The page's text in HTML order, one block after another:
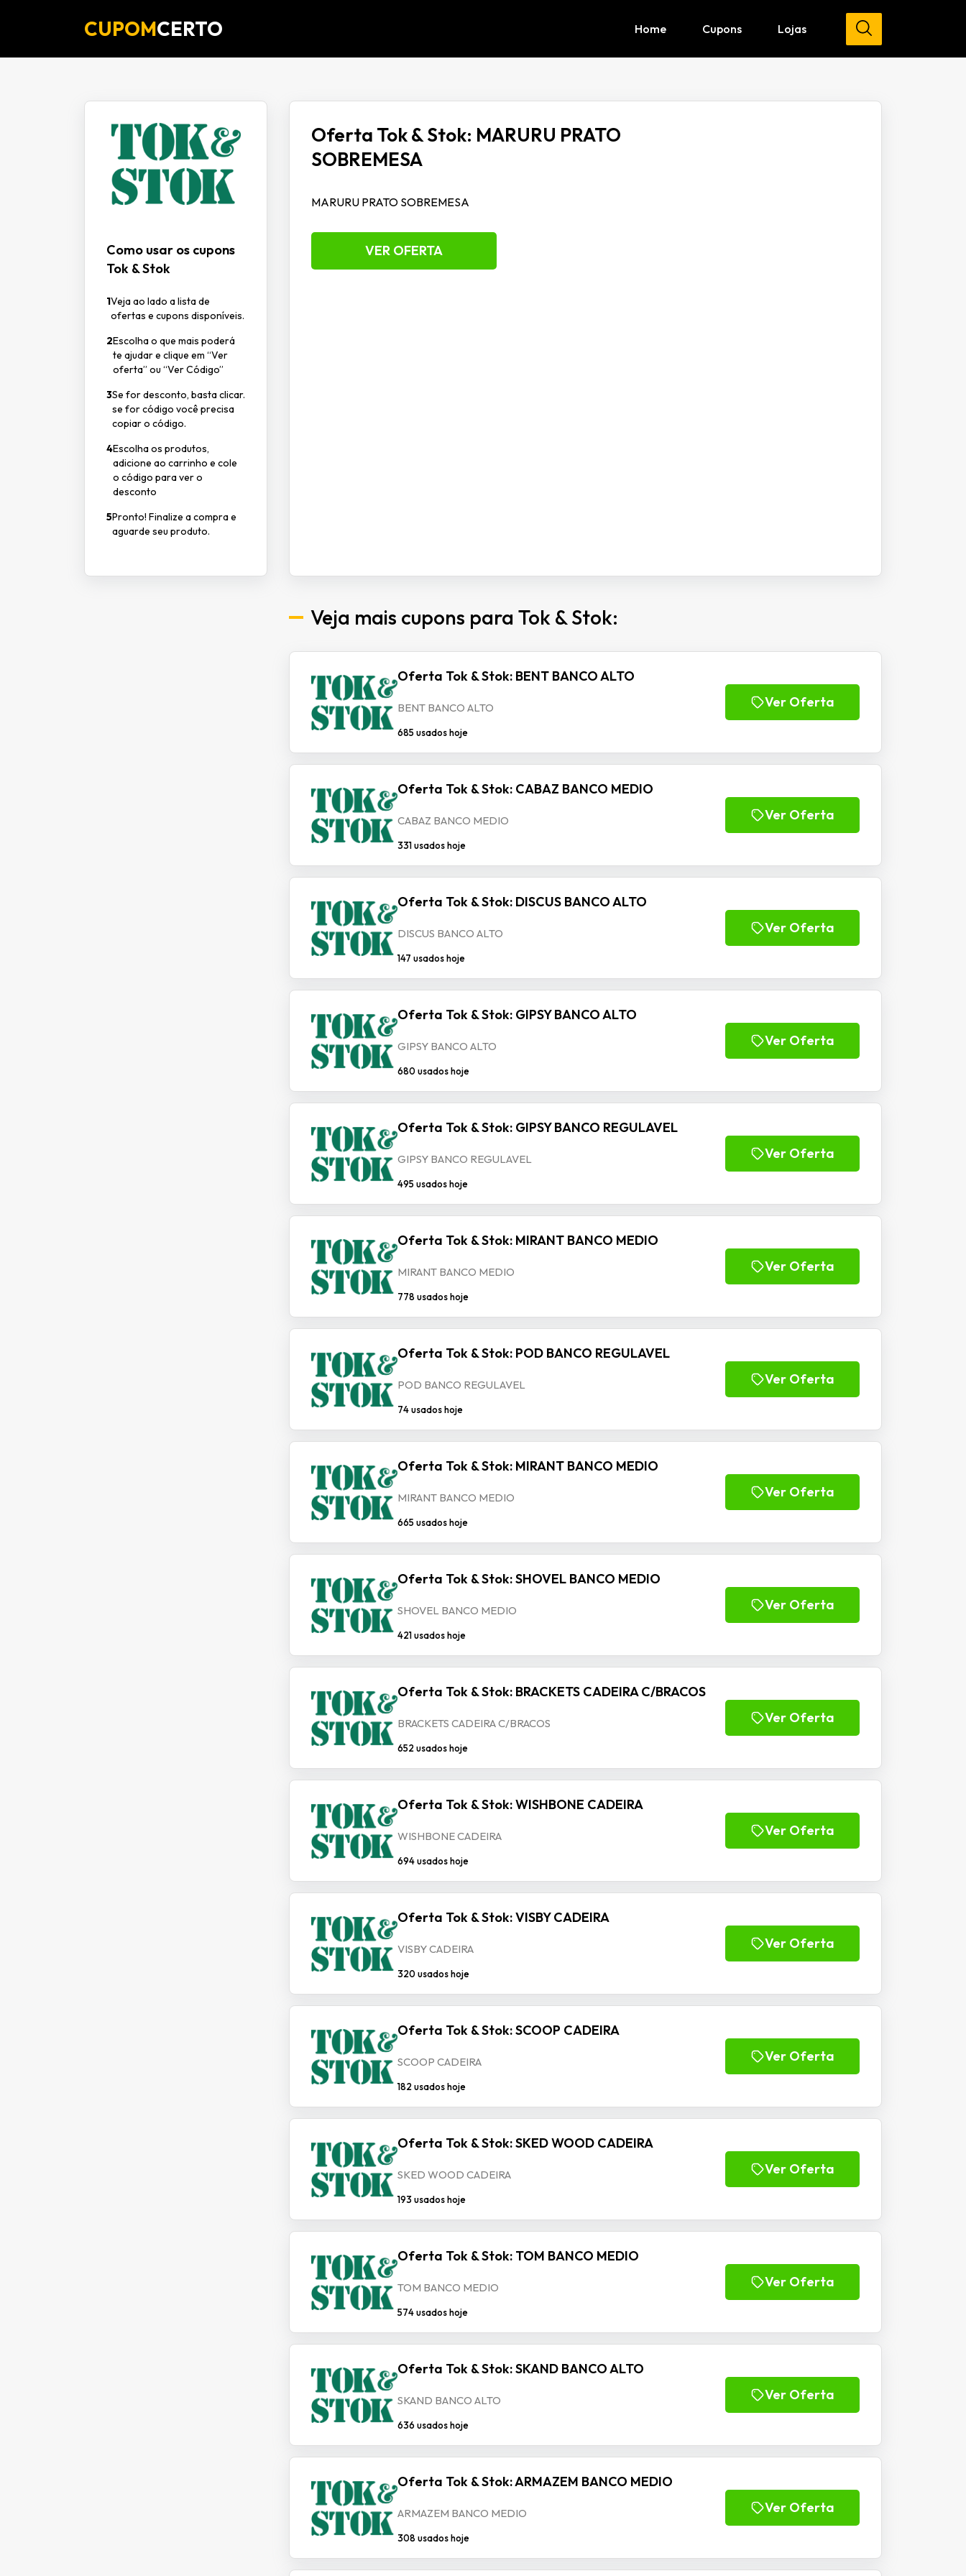
CUPOMCERTO Home Cupons Lojas
Como usar os cupons
Tok & Stok
1Veja ao lado a lista de
ofertas e cupons disponíveis.
2Escolha o que mais poderá
te ajudar e clique em “Ver
oferta” ou “Ver Código”
3Se for desconto, basta clicar.
se for código você precisa
copiar o código.
4Escolha os produtos,
adicione ao carrinho e cole
o código para ver o
desconto
5Pronto! Finalize a compra e
aguarde seu produto.
Oferta Tok & Stok: MARURU PRATO
SOBREMESA
MARURU PRATO SOBREMESA
VER OFERTA
Veja mais cupons para Tok & Stok:
Oferta Tok & Stok: BENT BANCO ALTO
BENT BANCO ALTO
685 usados hoje
Ver Oferta
Oferta Tok & Stok: CABAZ BANCO MEDIO
CABAZ BANCO MEDIO
331 usados hoje
Ver Oferta
Oferta Tok & Stok: DISCUS BANCO ALTO
DISCUS BANCO ALTO
147 usados hoje
Ver Oferta
Oferta Tok & Stok: GIPSY BANCO ALTO
GIPSY BANCO ALTO
680 usados hoje
Ver Oferta
Oferta Tok & Stok: GIPSY BANCO REGULAVEL
GIPSY BANCO REGULAVEL
495 usados hoje
Ver Oferta
Oferta Tok & Stok: MIRANT BANCO MEDIO
MIRANT BANCO MEDIO
778 usados hoje
Ver Oferta
Oferta Tok & Stok: POD BANCO REGULAVEL
POD BANCO REGULAVEL
74 usados hoje
Ver Oferta
Oferta Tok & Stok: MIRANT BANCO MEDIO
MIRANT BANCO MEDIO
665 usados hoje
Ver Oferta
Oferta Tok & Stok: SHOVEL BANCO MEDIO
SHOVEL BANCO MEDIO
421 usados hoje
Ver Oferta
Oferta Tok & Stok: BRACKETS CADEIRA C/BRACOS
BRACKETS CADEIRA C/BRACOS
652 usados hoje
Ver Oferta
Oferta Tok & Stok: WISHBONE CADEIRA
WISHBONE CADEIRA
694 usados hoje
Ver Oferta
Oferta Tok & Stok: VISBY CADEIRA
VISBY CADEIRA
320 usados hoje
Ver Oferta
Oferta Tok & Stok: SCOOP CADEIRA
SCOOP CADEIRA
182 usados hoje
Ver Oferta
Oferta Tok & Stok: SKED WOOD CADEIRA
SKED WOOD CADEIRA
193 usados hoje
Ver Oferta
Oferta Tok & Stok: TOM BANCO MEDIO
TOM BANCO MEDIO
574 usados hoje
Ver Oferta
Oferta Tok & Stok: SKAND BANCO ALTO
SKAND BANCO ALTO
636 usados hoje
Ver Oferta
Oferta Tok & Stok: ARMAZEM BANCO MEDIO
ARMAZEM BANCO MEDIO
308 usados hoje
Ver Oferta